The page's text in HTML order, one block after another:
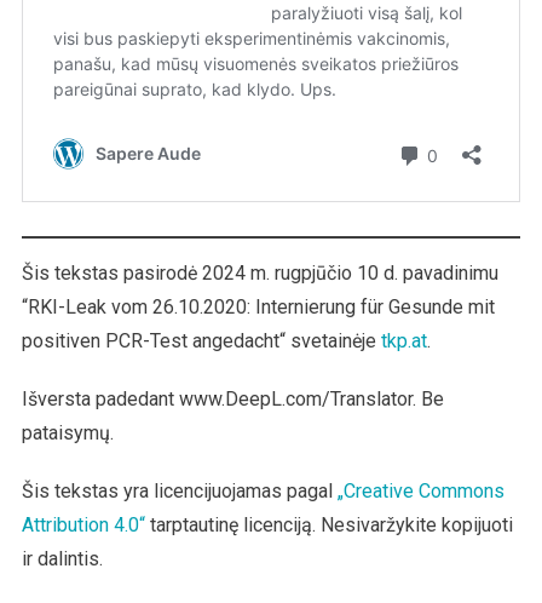
Šis tekstas pasirodė 2024 m. rugpjūčio 10 d. pavadinimu
“RKI-Leak vom 26.10.2020: Internierung für Gesunde mit
positiven PCR-Test angedacht“ svetainėje tkp.at.
Išversta padedant www.DeepL.com/Translator. Be
pataisymų.
Šis tekstas yra licencijuojamas pagal „Creative Commons
Attribution 4.0“tarptautinę licenciją. Nesivaržykite kopijuoti
ir dalintis.